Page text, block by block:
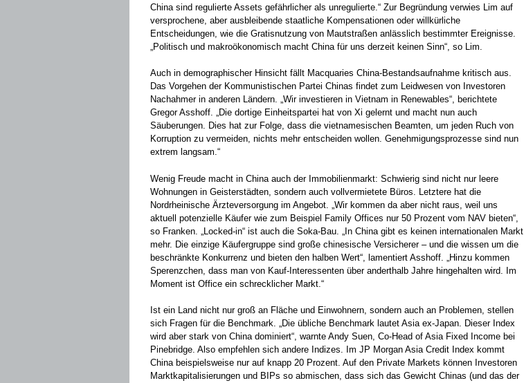
China sind regulierte Assets gefährlicher als unregulierte.“ Zur Begründung verwies Lim auf
versprochene, aber ausbleibende staatliche Kompensationen oder willkürliche
Entscheidungen, wie die Gratisnutzung von Mautstraßen anlässlich bestimmter Ereignisse.
„Politisch und makroökonomisch macht China für uns derzeit keinen Sinn“, so Lim.
Auch in demographischer Hinsicht fällt Macquaries China-Bestandsaufnahme kritisch aus.
Das Vorgehen der Kommunistischen Partei Chinas findet zum Leidwesen von Investoren
Nachahmer in anderen Ländern. „Wir investieren in Vietnam in Renewables“, berichtete
Gregor Asshoff. „Die dortige Einheitspartei hat von Xi gelernt und macht nun auch
Säuberungen. Dies hat zur Folge, dass die vietnamesischen Beamten, um jeden Ruch von
Korruption zu vermeiden, nichts mehr entscheiden wollen. Genehmigungsprozesse sind nun
extrem langsam.“
Wenig Freude macht in China auch der Immobilienmarkt: Schwierig sind nicht nur leere
Wohnungen in Geisterstädten, sondern auch vollvermietete Büros. Letztere hat die
Nordrheinische Ärzteversorgung im Angebot. „Wir kommen da aber nicht raus, weil uns
aktuell potenzielle Käufer wie zum Beispiel Family Offices nur 50 Prozent vom NAV bieten“,
so Franken. „Locked-in“ ist auch die Soka-Bau. „In China gibt es keinen internationalen Markt
mehr. Die einzige Käufergruppe sind große chinesische Versicherer – und die wissen um die
beschränkte Konkurrenz und bieten den halben Wert“, lamentiert Asshoff. „Hinzu kommen
Sperenzchen, dass man von Kauf-Interessenten über anderthalb Jahre hingehalten wird. Im
Moment ist Office ein schrecklicher Markt.“
Ist ein Land nicht nur groß an Fläche und Einwohnern, sondern auch an Problemen, stellen
sich Fragen für die Benchmark. „Die übliche Benchmark lautet Asia ex-Japan. Dieser Index
wird aber stark von China dominiert“, warnte Andy Suen, Co-Head of Asia Fixed Income bei
Pinebridge. Also empfehlen sich andere Indizes. Im JP Morgan Asia Credit Index kommt
China beispielsweise nur auf knapp 20 Prozent. Auf den Private Markets können Investoren
Marktkapitalisierungen und BIPs so abmischen, dass sich das Gewicht Chinas (und das der